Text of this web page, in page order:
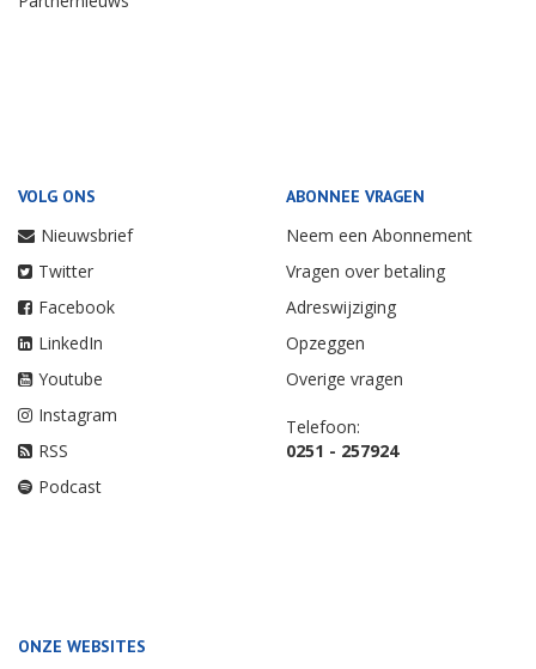
VOLG ONS
Nieuwsbrief
Twitter
Facebook
LinkedIn
Youtube
Instagram
RSS
Podcast
ABONNEE VRAGEN
Neem een Abonnement
Vragen over betaling
Adreswijziging
Opzeggen
Overige vragen
Telefoon:
0251 - 257924
ONZE WEBSITES